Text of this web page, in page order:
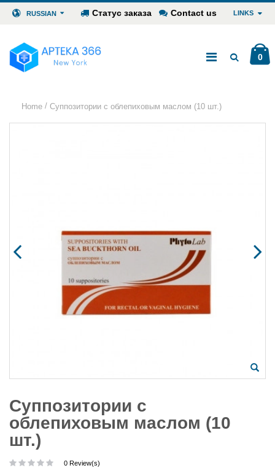
RUSSIAN Статус заказа Contact us LINKS
0
Home / Cуппозитории с облепиховым маслом (10 шт.)
Cуппозитории с
облепиховым маслом (10
шт.)
0 Review(s)